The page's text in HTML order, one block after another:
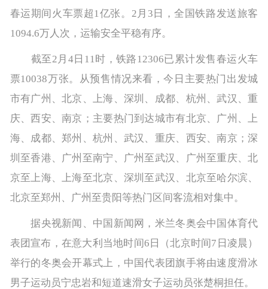
春运期间火车票超1亿张。2月3日，全国铁路发送旅客
1094.6万人次，运输安全平稳有序。
截至2月4日11时，铁路12306已累计发售春运火车
票10038万张。从预售情况来看，今日主要热门出发城
市有广州、北京、上海、深圳、成都、杭州、武汉、重
庆、西安、南京；主要热门到达城市有北京、广州、上
海、成都、郑州、杭州、武汉、重庆、西安、南京；深
圳至香港、广州至南宁、广州至武汉、广州至重庆、北
京至上海、上海至北京、深圳至武汉、北京至哈尔滨、
北京至郑州、广州至贵阳等热门区间客流相对集中。
据央视新闻、中国新闻网，米兰冬奥会中国体育代
表团宣布，在意大利当地时间6日（北京时间7日凌晨）
举行的冬奥会开幕式上，中国代表团旗手将由速度滑冰
男子运动员宁忠岩和短道速滑女子运动员张楚桐担任。